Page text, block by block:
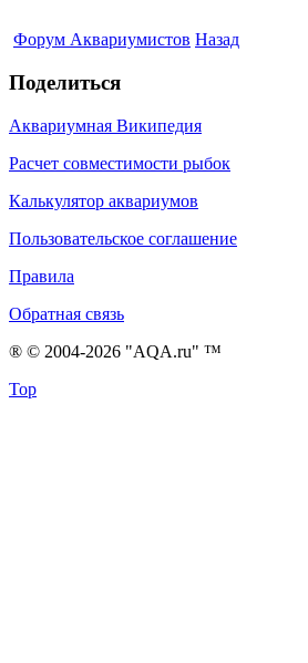
Форум Аквариумистов Назад
Поделиться
Аквариумная Википедия
Расчет совместимости рыбок
Калькулятор аквариумов
Пользовательское соглашение
Правила
Обратная связь
® © 2004-2026 "AQA.ru" ™
Top